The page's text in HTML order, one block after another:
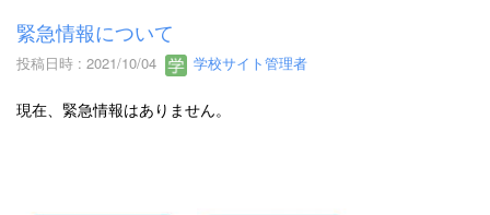
緊急情報について
投稿日時 : 2021/10/04 学校サイト管理者
現在、緊急情報はありません。